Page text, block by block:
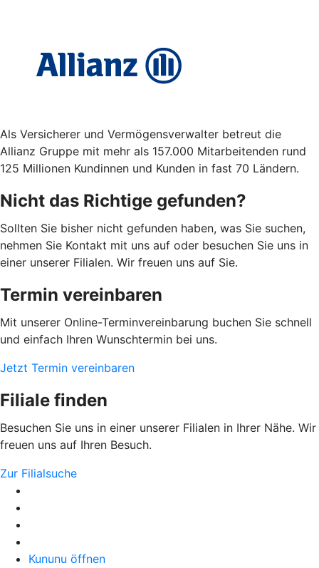
Als Versicherer und Vermögensverwalter betreut die
Allianz Gruppe mit mehr als 157.000 Mitarbeitenden rund
125 Millionen Kundinnen und Kunden in fast 70 Ländern.
Nicht das Richtige gefunden?
Sollten Sie bisher nicht gefunden haben, was Sie suchen,
nehmen Sie Kontakt mit uns auf oder besuchen Sie uns in
einer unserer Filialen. Wir freuen uns auf Sie.
Termin vereinbaren
Mit unserer Online-Terminvereinbarung buchen Sie schnell
und einfach Ihren Wunschtermin bei uns.
Jetzt Termin vereinbaren
Filiale finden
Besuchen Sie uns in einer unserer Filialen in Ihrer Nähe. Wir
freuen uns auf Ihren Besuch.
Zur Filialsuche
Kununu öffnen